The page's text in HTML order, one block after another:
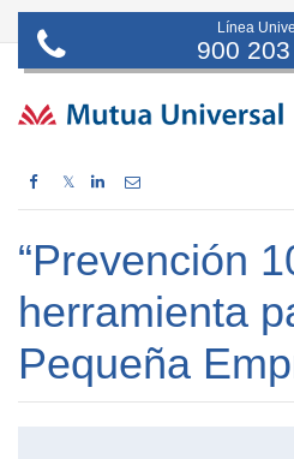
Línea
900
𝕏
“Prevención
herramienta
Pequeña